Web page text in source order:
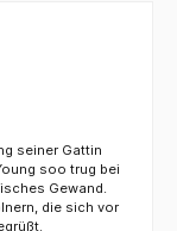
seiner Gattin
soo trug bei
Gewand.
die sich vor